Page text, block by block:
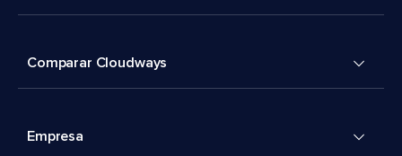
Comparar Cloudways
Empresa